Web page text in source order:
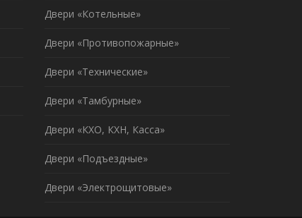
Двери «Котельные»
Двери «Противопожарные»
Двери «Технические»
Двери «Тамбурные»
Двери «КХО, КХН, Касса»
Двери «Подъездные»
Двери «Электрощитовые»